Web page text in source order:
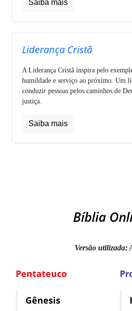
Saiba mais
Liderança Cristã
A Liderança Cristã inspira pelo
humildade e serviço ao próximo. Um
conduzir pessoas pelos caminhos de
justiça.
Saiba mais
Bíblia
Versão utilizada:
Pentateuco
Gênesis